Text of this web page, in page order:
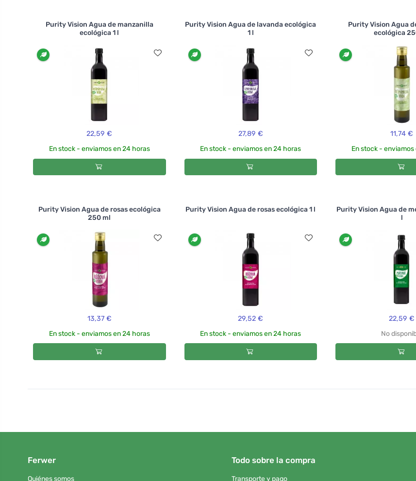
Purity Vision Agua de manzanilla
ecológica 1 l
22,59 €
En stock - enviamos en 24 horas
Purity Vision Agua de lavanda ecológica
1 l
27,89 €
En stock - enviamos en 24 horas
Purity Vision Agua
ecológica
11,74 €
En stock -
Purity Vision Agua de rosas ecológica
250 ml
13,37 €
En stock - enviamos en 24 horas
Purity Vision Agua de rosas ecológica 1 l
29,52 €
En stock - enviamos en 24 horas
Purity Vision Agua de
l
22,59 €
No
Ferwer
Quiénes somos
Todo sobre la compra
Transporte y pago